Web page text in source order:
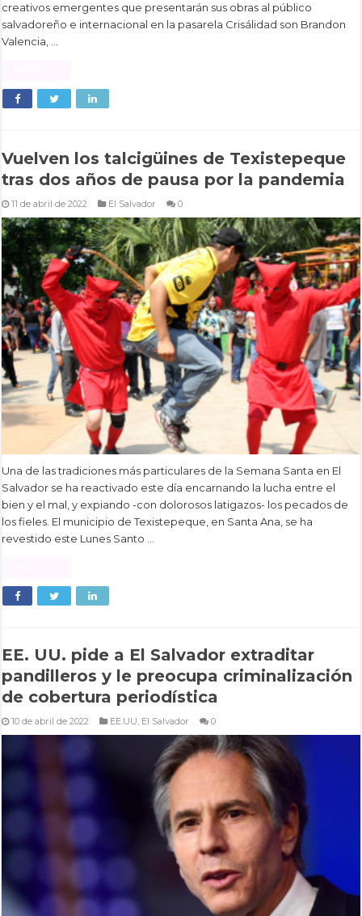
creativos emergentes que presentarán sus obras al público
salvadoreño e internacional en la pasarela Crisálidad son Brandon
Valencia, …
Vuelven los talcigüines de Texistepeque
tras dos años de pausa por la pandemia
11 de abril de 2022 El Salvador 0
Una de las tradiciones más particulares de la Semana Santa en El
Salvador se ha reactivado este día encarnando la lucha entre el
bien y el mal, y expiando -con dolorosos latigazos- los pecados de
los fieles. El municipio de Texistepeque, en Santa Ana, se ha
revestido este Lunes Santo …
EE. UU. pide a El Salvador extraditar
pandilleros y le preocupa criminalización
de cobertura periodística
10 de abril de 2022 EE.UU, El Salvador 0